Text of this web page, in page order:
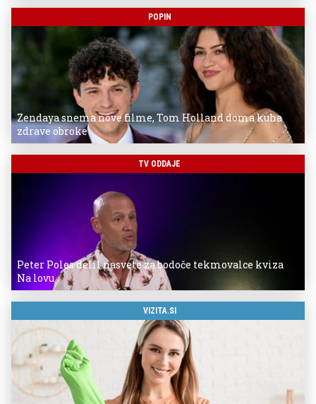
POPIN
Zendaya snema nove filme, Tom Holland doma kuha
zdrave obroke
TV ODDAJE
Peter Poles delil nasvete za bodoče tekmovalce kviza
Na lovu
VIZITA.SI